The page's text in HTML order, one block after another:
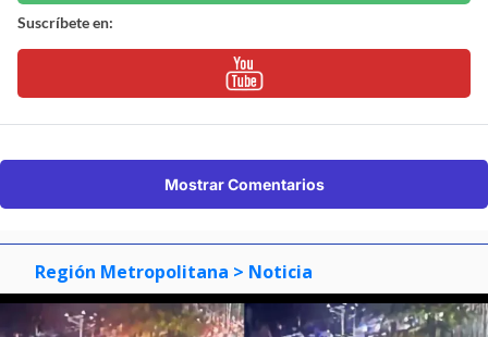
Suscríbete en:
Mostrar Comentarios
Región Metropolitana > Noticia